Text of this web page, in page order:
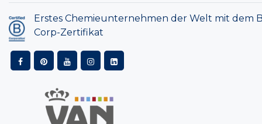
Erstes Chemieunternehmen der Welt mit dem
Corp-Zertifikat